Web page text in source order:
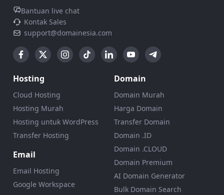
Bantuan live chat
Kontak Sales
support@domainesia.com
Hosting
Cloud Hosting
Hosting Murah
Hosting untuk WordPress
Transfer Hosting
Email
Email Hosting
Google Workspace
Domain
Domain Murah
Harga Domain
Transfer Domain
Domain .ID
Domain .CLOUD
Domain Premium
AI Domain Generator
Bulk Domain Search